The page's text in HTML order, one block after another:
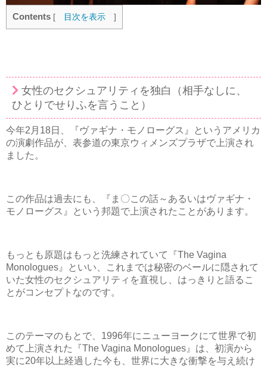
Contents [ 目次を表示 ]
女性のセクシュアリティを独白（相手なしに、
ひとりでせりふを言うこと）
今年2月18日、『ヴァギナ・モノローグス』というアメリカ
の演劇作品が、表参道の東京ウィメンズプラザで上演され
ました。
この作品は過去にも、『ま〇この話～あるいはヴァギナ・
モノローグス』という邦題で上演されたことがあります。
もっとも原題はもっと洗練されていて『The Vagina
Monologues』といい、これまでは秘密のベールに隠されて
いた女性のセクシュアリティを直視し、はっきりと語るこ
とがコンセプトなのです。
このテーマのもとで、1996年にニューヨークにて世界で初
めて上演された『The Vagina Monologues』は、初演から
実に20年以上経過した今も、世界に大きな衝撃を与え続け